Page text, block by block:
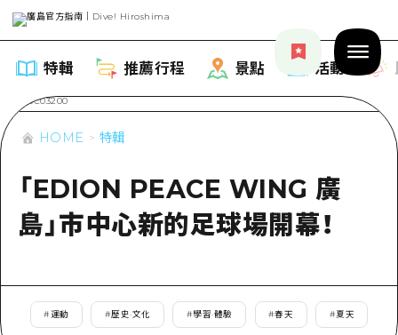
特輯 推薦行程 景點 活動
特輯
推薦
藝術
列表
景點
HOME 特輯
「EDION PEACE WING 廣
島」市中心新的足球場開幕！
#運動 #歷史·文化 #學習·體驗 #春天 #夏天